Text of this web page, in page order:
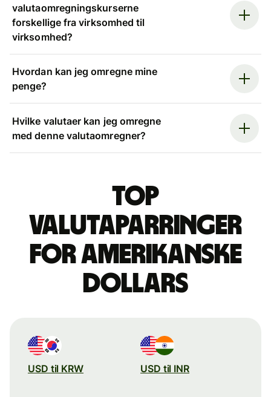
valutaomregningskurserne
forskellige fra virksomhed til
virksomhed?
Hvordan kan jeg omregne mine
penge?
Hvilke valutaer kan jeg omregne
med denne valutaomregner?
Top
valutaparringer
for amerikanske
dollars
USD til KRW USD til INR